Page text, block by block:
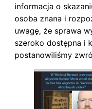
informacja o
osoba znana i
uwagę, że sprawa
szeroko dostępna i
postanowiliśmy